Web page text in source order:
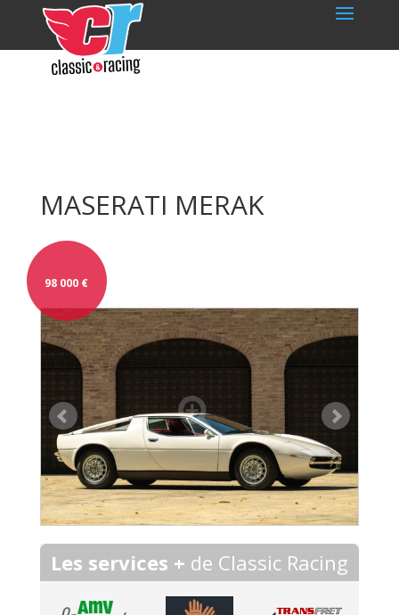
MASERATI MERAK
98 000 €
Les services + de Classic Racing